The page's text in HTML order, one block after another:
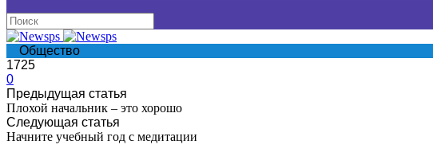
Общество
1725
0
Предыдущая статья
Плохой начальник – это хорошо
Следующая статья
Начните учебный год с медитации